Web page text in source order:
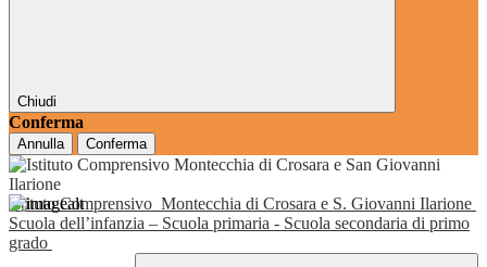
Chiudi
Conferma
Annulla Conferma
Istituto Comprensivo Montecchia di Crosara e S. Giovanni Ilarione
Scuola dell’infanzia – Scuola primaria - Scuola secondaria di primo
grado